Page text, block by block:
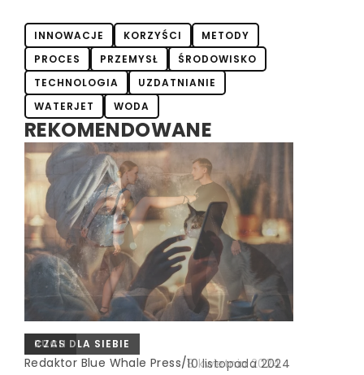
INNOWACJE KORZYŚCI
METODY
PROCES
PRZEMYSŁ
ŚRODOWISKO
TECHNOLOGIA
UZDATNIANIE
WATERJET
WODA
REKOMENDOWANE
TURYSTYKA I REKREACJA
Redaktor Blue Whale Press/5 stycznia 2025
CZAS DLA SIEBIE
Redaktor Blue Whale Press/10 listopada 2024
RUCH
Redaktor Blue Whale Press/8 kwietnia 2024